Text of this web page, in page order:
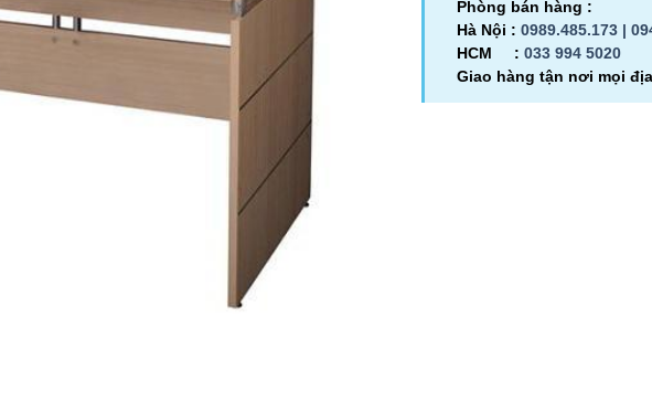
Phòng bán hàng :
Hà Nội : 0989.485.173 |
HCM : 033 994 5020
Giao hàng tận nơi mọi